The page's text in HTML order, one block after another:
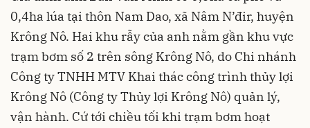
0,4ha lúa tại thôn Nam Dao, xã Nâm N’đir, huyện
Krông Nô. Hai khu rẫy của anh nằm gần khu vực
trạm bơm số 2 trên sông Krông Nô, do Chi nhánh
Công ty TNHH MTV Khai thác công trình thủy lợi
Krông Nô (Công ty Thủy lợi Krông Nô) quản lý,
vận hành. Cứ tới chiều tối khi trạm bơm hoạt